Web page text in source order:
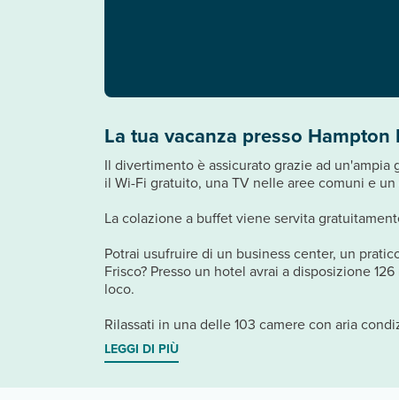
La tua vacanza presso
Il divertimento è assicurato grazie ad
il Wi-Fi gratuito, una TV nelle aree comuni e
La colazione a buffet viene servita
Potrai usufruire di un business center, un
Frisco? Presso un hotel avrai a disposizione
loco.
Rilassati in una delle 103 camere con aria
LEGGI DI PIÙ